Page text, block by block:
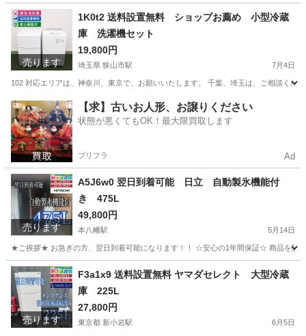
埼玉 春日部市 春日部駅 テレビ
売ります
1K0t2 送料設置無料 ショップお薦め 小型冷蔵
庫 洗濯機セット
19,800円
埼玉県 狭山市駅 7月4日
102 対応エリアは、神奈川、東京で、お願いいたします。 千葉、埼玉は、ご相談く
埼玉 狭山市 狭山市駅 生活家電 ショップ
【求】古いお人形、お譲りください
状態が悪くてもOK！最大限買取します
プリフラ Ad
売ります
A5J6w0 翌日到着可能 日立 自動製氷機能付
き 475L
49,800円
本八幡駅 5月14日
★ご挨拶★ お急ぎの方、翌日到着可能になります！！ ☆安心の1年間保証☆ 商品を販
千葉 市川市 本八幡駅 生活家電 ショップ
売ります
F3a1x9 送料設置無料 ヤマダセレクト 大型冷蔵
庫 225L
27,800円
東京都 新小岩駅 6月5日